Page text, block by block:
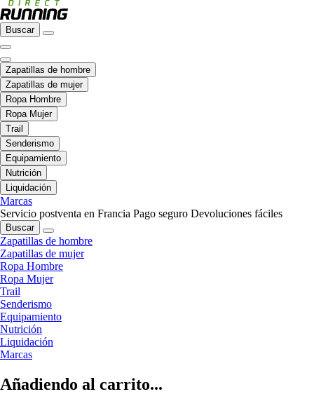
Buscar
Zapatillas de hombre
Zapatillas de mujer
Ropa Hombre
Ropa Mujer
Trail
Senderismo
Equipamiento
Nutrición
Liquidación
Marcas
Servicio postventa en Francia Pago seguro Devoluciones fáciles
Buscar
Zapatillas de hombre
Zapatillas de mujer
Ropa Hombre
Ropa Mujer
Trail
Senderismo
Equipamiento
Nutrición
Liquidación
Marcas
Añadiendo al carrito...